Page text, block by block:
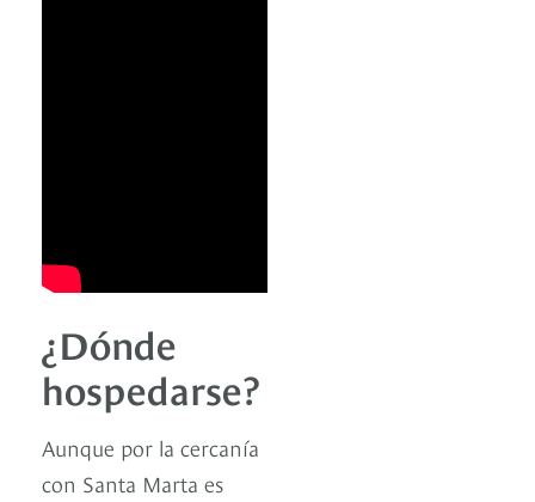
¿Dónde
hospedarse?
Aunque por la cercanía
con Santa Marta es